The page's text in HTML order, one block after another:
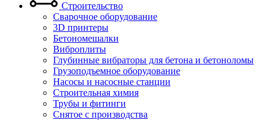
Строительство
Сварочное оборудование
3D принтеры
Бетономешалки
Виброплиты
Глубинные вибраторы для бетона и бетоноломы
Грузоподъемное оборудование
Насосы и насосные станции
Строительная химия
Трубы и фитинги
Снятое с производства